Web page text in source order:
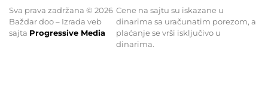
Sva prava zadržana © 2026
Baždar doo – Izrada veb
sajta Progressive Media
Cene na sajtu su iskazane u
dinarima sa uračunatim porezom, a
plaćanje se vrši isključivo u
dinarima.